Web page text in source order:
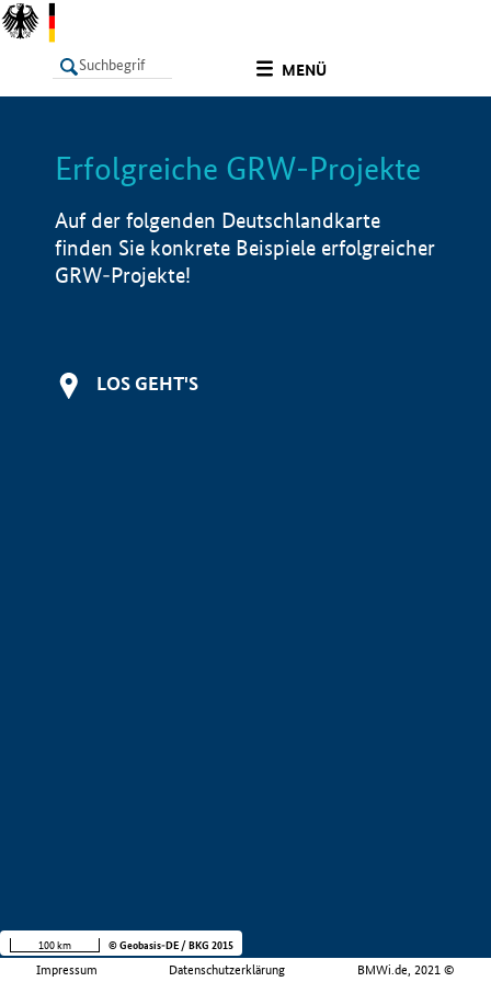
MENÜ
LISTE Info
Erfolgreiche GRW-Projekte
Auf der folgenden Deutschlandkarte
finden Sie konkrete Beispiele erfolgreicher
GRW-Projekte!
LOS GEHT'S
Impressum Datenschutzerklärung BMWi.de, 2021 ©
100 km © Geobasis-DE / BKG 2015